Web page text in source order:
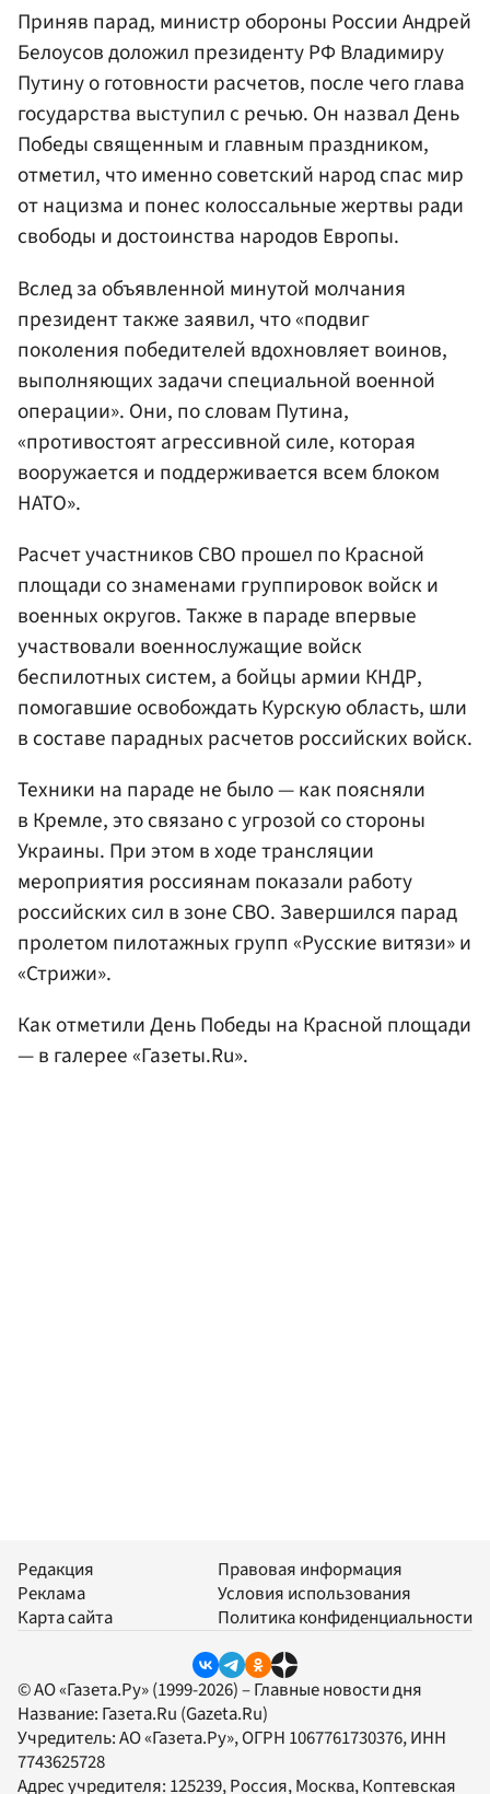
Приняв парад, министр обороны России Андрей
Белоусов доложил президенту РФ Владимиру
Путину о готовности расчетов, после чего глава
государства выступил с речью. Он назвал День
Победы священным и главным праздником,
отметил, что именно советский народ спас мир
от нацизма и понес колоссальные жертвы ради
свободы и достоинства народов Европы.
Вслед за объявленной минутой молчания
президент также заявил, что «подвиг
поколения победителей вдохновляет воинов,
выполняющих задачи специальной военной
операции». Они, по словам Путина,
«противостоят агрессивной силе, которая
вооружается и поддерживается всем блоком
НАТО».
Расчет участников СВО прошел по Красной
площади со знаменами группировок войск и
военных округов. Также в параде впервые
участвовали военнослужащие войск
беспилотных систем, а бойцы армии КНДР,
помогавшие освобождать Курскую область, шли
в составе парадных расчетов российских войск.
Техники на параде не было — как поясняли
в Кремле, это связано с угрозой со стороны
Украины. При этом в ходе трансляции
мероприятия россиянам показали работу
российских сил в зоне СВО. Завершился парад
пролетом пилотажных групп «Русские витязи» и
«Стрижи».
Как отметили День Победы на Красной площади
— в галерее «Газеты.Ru».
Редакция
Реклама
Карта сайта
Правовая информация
Условия использования
Политика конфиденциальности
© АО «Газета.Ру» (1999-2026) – Главные новости дня
Название: Газета.Ru (Gazeta.Ru)
Учредитель:АО «Газета.Ру», ОГРН 1067761730376, ИНН
7743625728
Адрес учредителя: 125239, Россия, Москва, Коптевская